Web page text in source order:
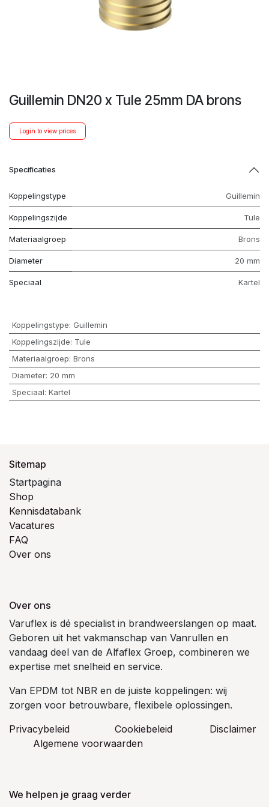
Guillemin DN20 x Tule 25mm DA brons
Login to view prices
Specificaties
Koppelingstype Guillemin
Koppelingszijde Tule
Materiaalgroep Brons
Diameter 20 mm
Speciaal Kartel
Koppelingstype: Guillemin
Koppelingszijde: Tule
Materiaalgroep: Brons
Diameter: 20 mm
Speciaal: Kartel
Sitemap
Startpagina
Shop
Kennisdatabank
Vacatures
FAQ
Over ons
Over ons
Varuflex is dé specialist in brandweerslangen op maat.
Geboren uit het vakmanschap van Vanrullen en
vandaag deel van de Alfaflex Groep, combineren we
expertise met snelheid en service.
Van EPDM tot NBR en de juiste koppelingen: wij
zorgen voor betrouwbare, flexibele oplossingen.
Privacybeleid
Cookiebeleid
​Disclaimer
Algemene voorwaarden
We helpen je graag verder